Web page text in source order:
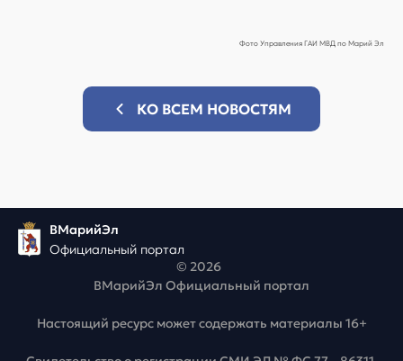
Фото Управления ГАИ МВД по Марий Эл
КО ВСЕМ НОВОСТЯМ
ВМарийЭл
Официальный портал
© 2026
ВМарийЭл Официальный портал
Настоящий ресурс может содержать материалы 16+